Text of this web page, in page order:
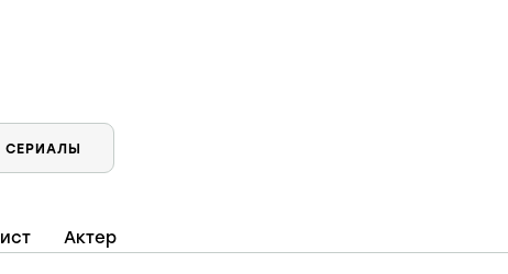
СЕРИАЛЫ
Актер